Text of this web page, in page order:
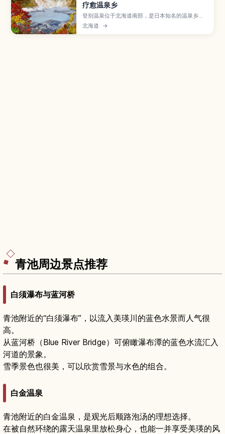
疗愈温泉乡
登别温泉位于北海道南部，是日本知名的温泉乡之
一，温泉水来自被称为“地狱谷”的火山地形。文章
介绍多达9种不同泉质及其功效、温泉街住宿与日归
北海道 →
青池周边景点推荐
白须瀑布与蓝河桥
青池附近的“白须瀑布”，以流入美瑛川的蓝色水景而人气很
高。
从蓝河桥（Blue River Bridge）可俯瞰瀑布潭的蓝色水流汇入
河道的景象。
雪季景色也很美，可以欣赏雪景与水色的组合。
白金温泉
青池附近的白金温泉，是观光后顺路泡汤的理想选择。
在被自然环绕的露天温泉里放松身心，也能一并享受美瑛的风